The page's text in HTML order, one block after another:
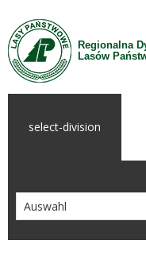
Zum Inhalt wechseln
Regionalna
Lasów
select-division